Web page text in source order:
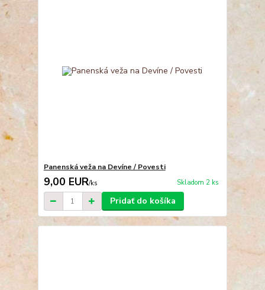
Panenská veža na Devíne / Povesti
9,00 EUR/ks Skladom 2 ks
Pridať do košíka